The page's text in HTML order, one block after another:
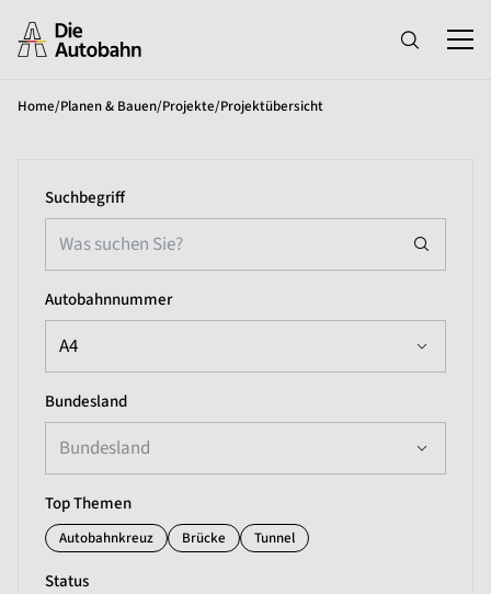
Home/Planen & Bauen/Projekte/Projektübersicht
Suchbegriff
Autobahnnummer
A4
Bundesland
Bundesland
Top Themen
Autobahnkreuz Brücke Tunnel
Status